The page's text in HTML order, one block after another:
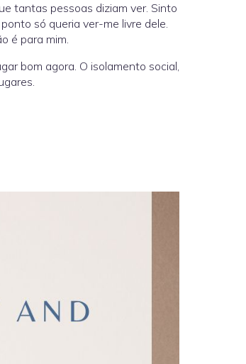
tantas pessoas diziam ver. Sinto
só queria ver-me livre dele.
é para mim.
bom agora. O isolamento social,